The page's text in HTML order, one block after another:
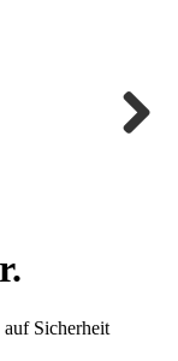
auf Sicherheit